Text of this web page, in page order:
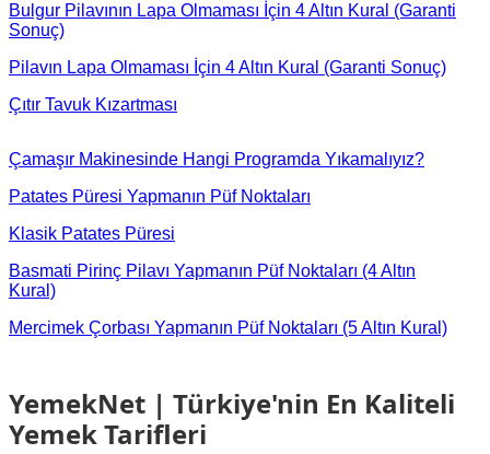
Bulgur Pilavının Lapa Olmaması İçin 4 Altın Kural (Garanti
Sonuç)
Pilavın Lapa Olmaması İçin 4 Altın Kural (Garanti Sonuç)
Çıtır Tavuk Kızartması
Çamaşır Makinesinde Hangi Programda Yıkamalıyız?
Patates Püresi Yapmanın Püf Noktaları
Klasik Patates Püresi
Basmati Pirinç Pilavı Yapmanın Püf Noktaları (4 Altın
Kural)
Mercimek Çorbası Yapmanın Püf Noktaları (5 Altın Kural)
YemekNet | Türkiye'nin En Kaliteli
Yemek Tarifleri